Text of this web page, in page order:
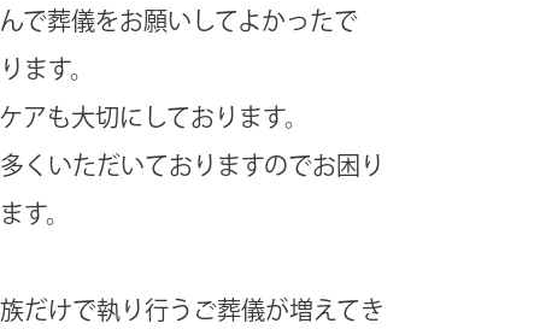
で葬儀をお願いしてよかったで
ます。
アも大切にしております。
くいただいておりますのでお困り
す。
だけで執り行うご葬儀が増えてき